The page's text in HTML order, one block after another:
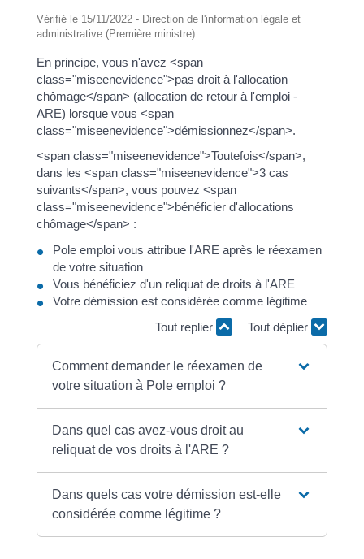
Vérifié le 15/11/2022 - Direction de l'information légale et
administrative (Première ministre)
En principe, vous n'avez <span
class="miseenevidence">pas droit à l'allocation
chômage</span> (allocation de retour à l'emploi -
ARE) lorsque vous <span
class="miseenevidence">démissionnez</span>.
<span class="miseenevidence">Toutefois</span>,
dans les <span class="miseenevidence">3 cas
suivants</span>, vous pouvez <span
class="miseenevidence">bénéficier d'allocations
chômage</span> :
Pole emploi vous attribue l'ARE après le réexamen
de votre situation
Vous bénéficiez d'un reliquat de droits à l'ARE
Votre démission est considérée comme légitime
Tout replier
Tout déplier
Comment demander le réexamen de
votre situation à Pole emploi ?
Dans quel cas avez-vous droit au
reliquat de vos droits à l'ARE ?
Dans quels cas votre démission est-elle
considérée comme légitime ?